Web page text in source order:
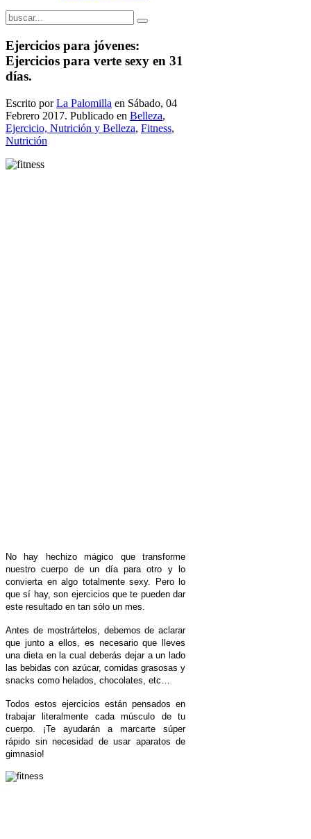
Ejercicios para jóvenes:
Ejercicios para verte sexy en 31
días.
Escrito porLa Palomilla en Sábado, 04
Febrero 2017. Publicado en Belleza,
Ejercicio, Nutrición y Belleza, Fitness,
Nutrición
No hay hechizo mágico que transforme
nuestro cuerpo de un día para otro y lo
convierta en algo totalmente sexy. Pero lo
que sí hay, son ejercicios que te pueden dar
este resultado en tan sólo un mes.
Antes de mostrártelos, debemos de aclarar
que junto a ellos, es necesario que lleves
una dieta en la cual deberás dejar a un lado
las bebidas con azúcar, comidas grasosas y
snacks como helados, chocolates, etc…
Todos estos ejercicios están pensados en
trabajar literalmente cada músculo de tu
cuerpo. ¡Te ayudarán a marcarte súper
rápido sin necesidad de usar aparatos de
gimnasio!